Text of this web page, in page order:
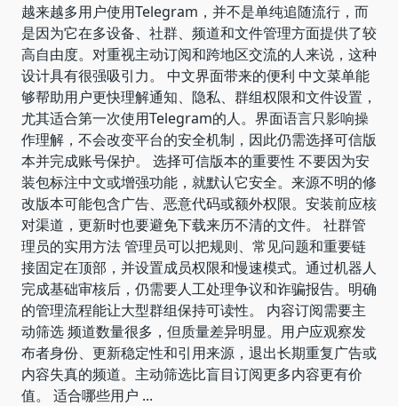
越来越多用户使用Telegram，并不是单纯追随流行，而
是因为它在多设备、社群、频道和文件管理方面提供了较
高自由度。对重视主动订阅和跨地区交流的人来说，这种
设计具有很强吸引力。 中文界面带来的便利 中文菜单能
够帮助用户更快理解通知、隐私、群组权限和文件设置，
尤其适合第一次使用Telegram的人。界面语言只影响操
作理解，不会改变平台的安全机制，因此仍需选择可信版
本并完成账号保护。 选择可信版本的重要性 不要因为安
装包标注中文或增强功能，就默认它安全。来源不明的修
改版本可能包含广告、恶意代码或额外权限。安装前应核
对渠道，更新时也要避免下载来历不清的文件。 社群管
理员的实用方法 管理员可以把规则、常见问题和重要链
接固定在顶部，并设置成员权限和慢速模式。通过机器人
完成基础审核后，仍需要人工处理争议和诈骗报告。明确
的管理流程能让大型群组保持可读性。 内容订阅需要主
动筛选 频道数量很多，但质量差异明显。用户应观察发
布者身份、更新稳定性和引用来源，退出长期重复广告或
内容失真的频道。主动筛选比盲目订阅更多内容更有价
值。 适合哪些用户 ...